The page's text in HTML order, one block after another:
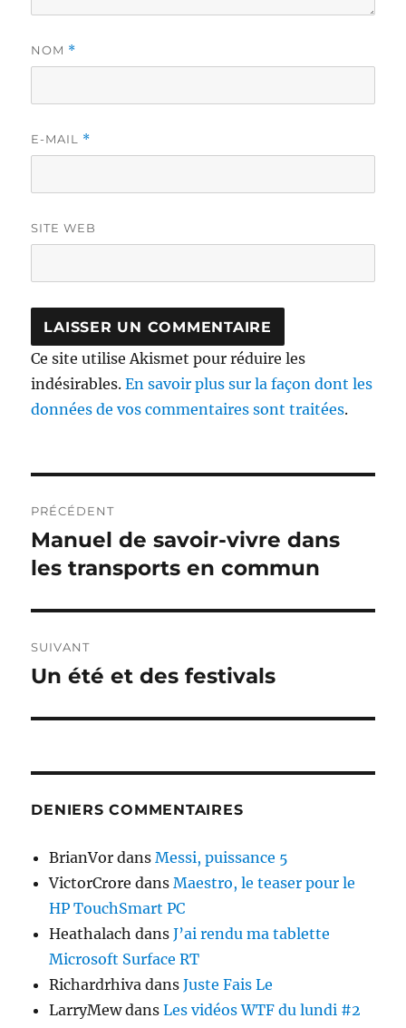
NOM *
E-MAIL *
SITE WEB
Ce site utilise Akismet pour réduire les
indésirables.En savoir plus sur la façon dont les
données de vos commentaires sont traitées.
de
l’article
PRÉCÉDENT
Publication
précédente :
Manuel de savoir-vivre dans
les transports en commun
SUIVANT
Publication
Un été et des festivals
DENIERS COMMENTAIRES
BrianVor dansMessi, puissance 5
VictorCrore dansMaestro, le teaser pour le
HP TouchSmart PC
Heathalach dansJ’ai rendu ma tablette
Microsoft Surface RT
Richardrhiva dansJuste Fais Le
LarryMewdansLes vidéos WTF du lundi #2